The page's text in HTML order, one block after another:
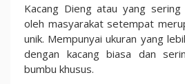
Kacang Dieng atau yang
oleh masyarakat setempat
unik. Mempunyai ukuran yang
dengan kacang biasa dan
bumbu khusus.